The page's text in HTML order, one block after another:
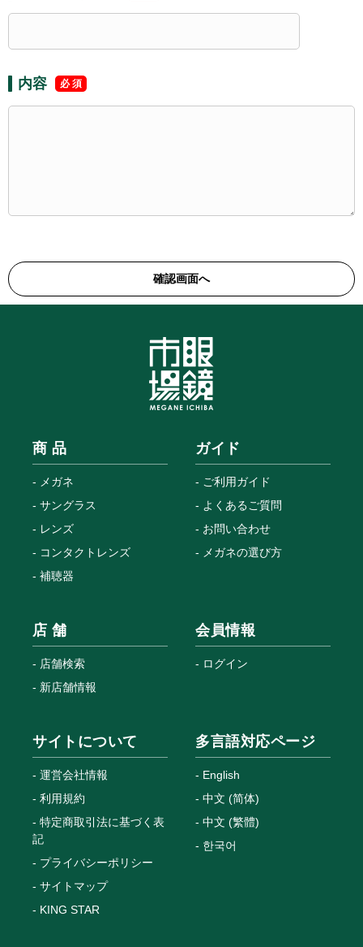
内容
商 品
メガネ
サングラス
レンズ
コンタクトレンズ
補聴器
ガイド
ご利用ガイド
よくあるご質問
お問い合わせ
メガネの選び方
店 舗
店舗検索
新店舗情報
会員情報
ログイン
サイトについて
運営会社情報
利用規約
特定商取引法に基づく表
記
プライバシーポリシー
サイトマップ
KING STAR
多言語対応ページ
English
中文 (简体)
中文 (繁體)
한국어